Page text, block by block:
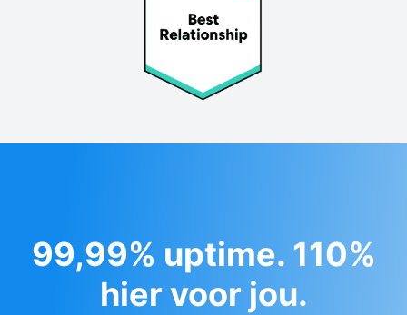
99,99% uptime. 110%
hier voor jou.